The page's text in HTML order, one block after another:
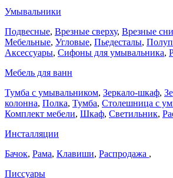
Умывальники
Подвесные, Врезные сверху, Врезные
Мебельные, Угловые, Пьедесталы,
Аксессуары, Сифоны для умывальника,
Мебель для ванн
Тумба с умывальником, Зеркало-шкаф,
колонна, Полка, Тумба, Столешница с
Комплект мебели, Шкаф, Светильник,
Инсталляции
Бачок, Рама, Клавиши, Распродажа ,
Писсуары